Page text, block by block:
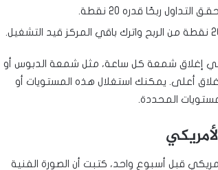
ربحًا قدره 20 نقطة.
هي إغلاق شمعة كل ساعة، مثل شمعة الدبوس أو
أعلى. يمكنك استغلال هذه المستويات أو
المحددة.
قبل أسبوع واحد، كتبت أن الصورة الفنية